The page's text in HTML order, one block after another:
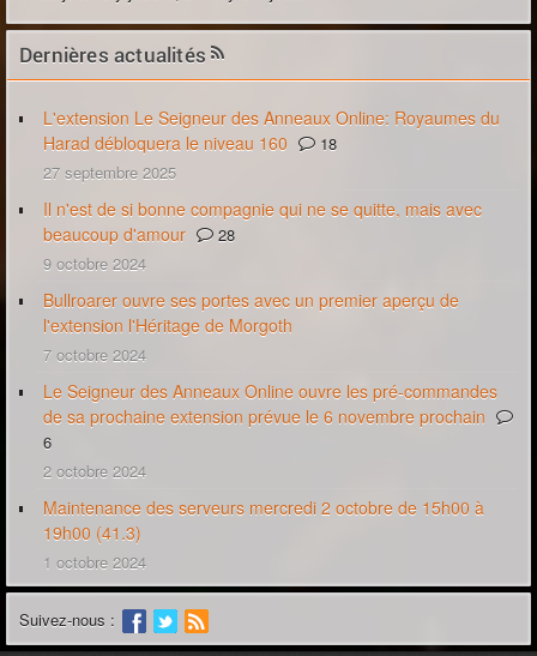
Dernières actualités
L'extension Le Seigneur des Anneaux Online: Royaumes du
Harad débloquera le niveau 160
18
27 septembre 2025
Il n'est de si bonne compagnie qui ne se quitte, mais avec
beaucoup d'amour
28
9 octobre 2024
Bullroarer ouvre ses portes avec un premier aperçu de
l'extension l'Héritage de Morgoth
7 octobre 2024
Le Seigneur des Anneaux Online ouvre les pré-commandes
de sa prochaine extension prévue le 6 novembre prochain
6
2 octobre 2024
Maintenance des serveurs mercredi 2 octobre de 15h00 à
19h00 (41.3)
1 octobre 2024
Suivez-nous :